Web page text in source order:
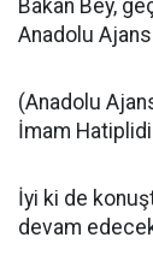
Bakan Bey,
Anadolu
(Anadolu
İmam
İyi ki de
devam